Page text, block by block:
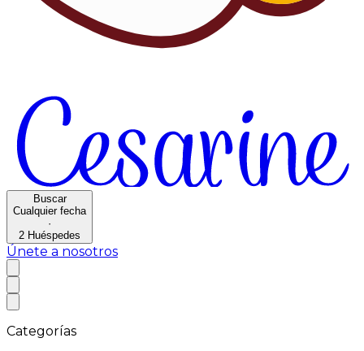
Buscar
Cualquier fecha
·
2 Huéspedes
Únete a nosotros
Categorías